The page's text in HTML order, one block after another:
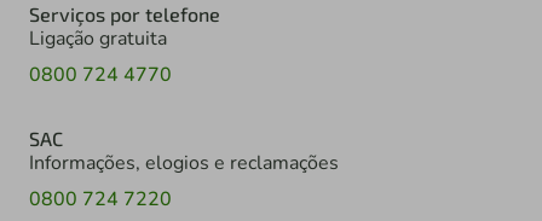
Serviços por telefone
Ligação gratuita
0800 724 4770
SAC
Informações, elogios e reclamações
0800 724 7220